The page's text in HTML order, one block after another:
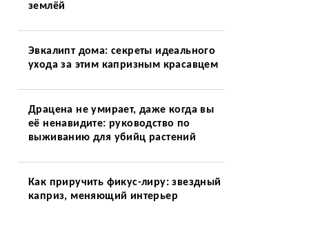
землёй
Эвкалипт дома: секреты идеального
ухода за этим капризным красавцем
Драцена не умирает, даже когда вы
её ненавидите: руководство по
выживанию для убийц растений
Как приручить фикус-лиру: звездный
каприз, меняющий интерьер